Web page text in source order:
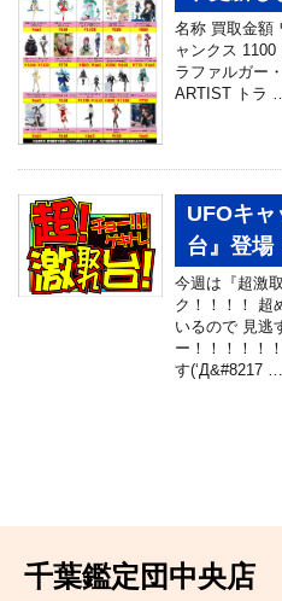
名称 買取金額
ャンクス
ラファルガー
ARTIST トラ
UFOキ
台』登場
今週は『超激
ク！！！！ 超
いるので 見逃
ー！！！！！
す(‘Д&#8217 …
千葉鑑定団中央店